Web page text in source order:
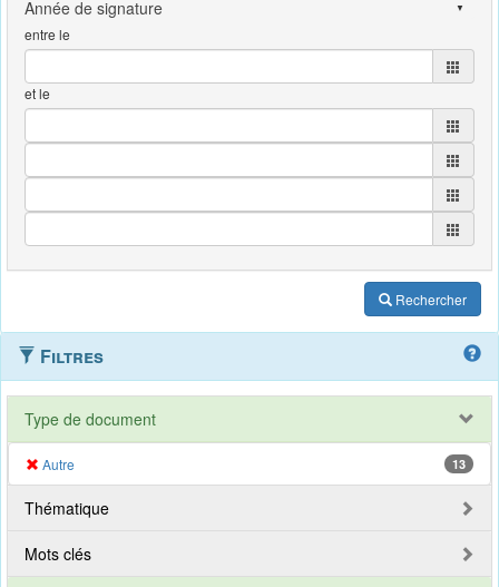
entre le
et le
Rechercher
Filtres
Type de document
Autre 13
Thématique
Mots clés